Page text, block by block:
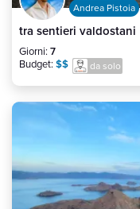
Andrea Pistoia
tra sentieri valdostani
Giorni: 7
Budget: $$ da solo